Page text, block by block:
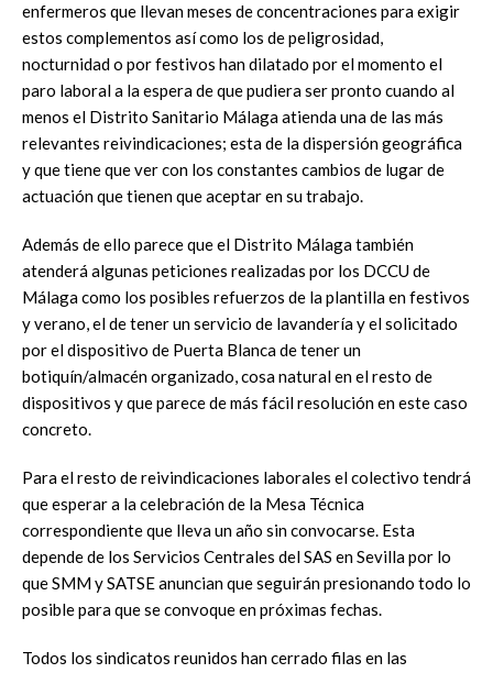
enfermeros que llevan meses de concentraciones para exigir
estos complementos así como los de peligrosidad,
nocturnidad o por festivos han dilatado por el momento el
paro laboral a la espera de que pudiera ser pronto cuando al
menos el Distrito Sanitario Málaga atienda una de las más
relevantes reivindicaciones; esta de la dispersión geográfica
y que tiene que ver con los constantes cambios de lugar de
actuación que tienen que aceptar en su trabajo.
Además de ello parece que el Distrito Málaga también
atenderá algunas peticiones realizadas por los DCCU de
Málaga como los posibles refuerzos de la plantilla en festivos
y verano, el de tener un servicio de lavandería y el solicitado
por el dispositivo de Puerta Blanca de tener un
botiquín/almacén organizado, cosa natural en el resto de
dispositivos y que parece de más fácil resolución en este caso
concreto.
Para el resto de reivindicaciones laborales el colectivo tendrá
que esperar a la celebración de la Mesa Técnica
correspondiente que lleva un año sin convocarse. Esta
depende de los Servicios Centrales del SAS en Sevilla por lo
que SMM y SATSE anuncian que seguirán presionando todo lo
posible para que se convoque en próximas fechas.
Todos los sindicatos reunidos han cerrado filas en las